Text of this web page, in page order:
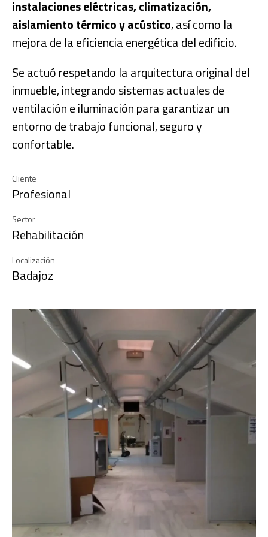
Cliente
Profesional
Sector
Rehabilitación
Localización
Badajoz
instalaciones eléctricas, climatización,
aislamiento térmico y acústico, así como la
mejora de la eficiencia energética del edificio.
Se actuó respetando la arquitectura original del
inmueble, integrando sistemas actuales de
ventilación e iluminación para garantizar un
entorno de trabajo funcional, seguro y
confortable.